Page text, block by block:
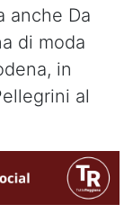
anche Da
di moda
in
al